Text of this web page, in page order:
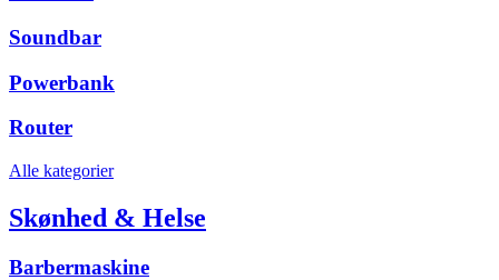
Soundbar
Powerbank
Router
Alle kategorier
Skønhed & Helse
Barbermaskine